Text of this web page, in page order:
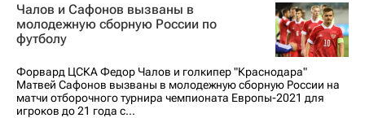
Спартак Москва
Зенит
Чалов и Сафонов вызваны в
молодежную сборную России по
футболу
Форвард ЦСКА Федор Чалов и голкипер "Краснодара"
Матвей Сафонов вызваны в молодежную сборную России на
матчи отборочного турнира чемпионата Европы-2021 для
игроков до 21 года с...